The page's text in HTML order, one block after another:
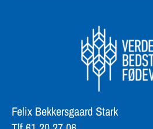
Felix Bekkersgaard Stark